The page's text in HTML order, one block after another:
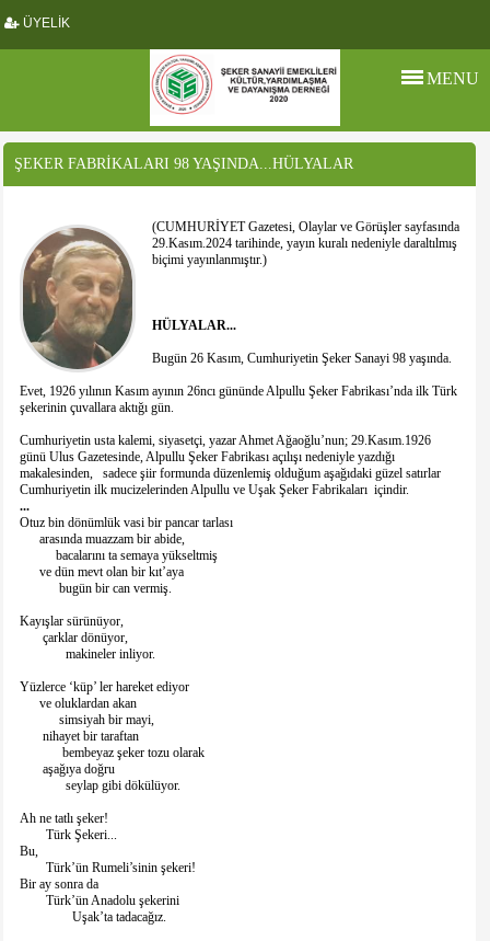
ÜYELİK
MENU
ŞEKER FABRİKALARI 98 YAŞINDA...HÜLYALAR
(CUMHURİYET Gazetesi, Olaylar ve Görüşler sayfasında
29.Kasım.2024 tarihinde, yayın kuralı nedeniyle daraltılmış
biçimi yayınlanmıştır.)
HÜLYALAR...
Bugün 26 Kasım, Cumhuriyetin Şeker Sanayi 98 yaşında.
Evet, 1926 yılının Kasım ayının 26ncı gününde Alpullu Şeker Fabrikası’nda ilk Türk
şekerinin çuvallara aktığı gün.
Cumhuriyetin usta kalemi, siyasetçi, yazar Ahmet Ağaoğlu’nun; 29.Kasım.1926
günü Ulus Gazetesinde, Alpullu Şeker Fabrikası açılışı nedeniyle yazdığı
makalesinden, sadece şiir formunda düzenlemiş olduğum aşağıdaki güzel satırlar
Cumhuriyetin ilk mucizelerinden Alpullu ve Uşak Şeker Fabrikaları içindir.
...
Otuz bin dönümlük vasi bir pancar tarlası
arasında muazzam bir abide,
bacalarını ta semaya yükseltmiş
ve dün mevt olan bir kıt’aya
bugün bir can vermiş.
Kayışlar sürünüyor,
çarklar dönüyor,
makineler inliyor.
Yüzlerce ‘küp’ ler hareket ediyor
ve oluklardan akan
simsiyah bir mayi,
nihayet bir taraftan
bembeyaz şeker tozu olarak
aşağıya doğru
seylap gibi dökülüyor.
Ah ne tatlı şeker!
Türk Şekeri...
Bu,
Türk’ün Rumeli’sinin şekeri!
Bir ay sonra da
Türk’ün Anadolu şekerini
Uşak’ta tadacağız.